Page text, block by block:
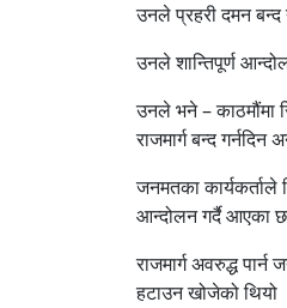
उनले प्रहरी दमन
उनले शान्तिपूर्ण
उनले भने – काठमौंमा
राजमार्ग बन्द
जनमतका कार्यकर्ताले
आन्दोलन गर्दै आएका
राजमार्ग अवरुद्ध
हटाउन खोजेको थियो